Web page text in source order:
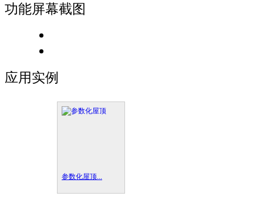
功能屏幕截图
应用实例
参数化屋顶...